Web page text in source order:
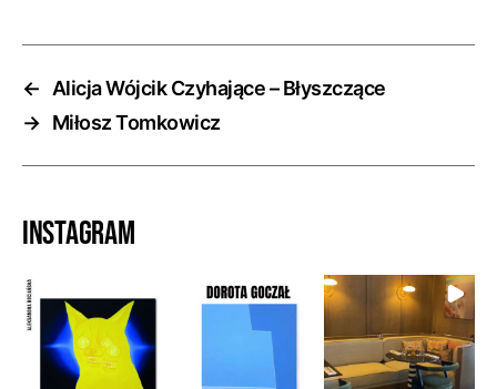
←
Alicja Wójcik Czyhające – Błyszczące
→ Miłosz Tomkowicz
Instagram